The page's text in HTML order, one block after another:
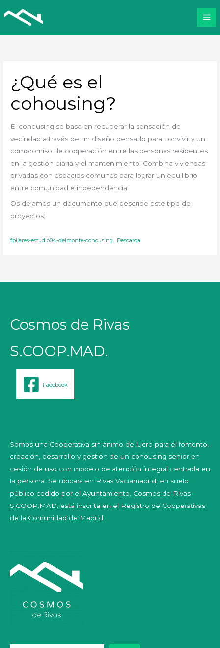
al
¿Qué es el
cohousing?
El cohousing se basa en recuperar la sensación de
vecindad a través de un diseño pensado para convivir y un
compromiso de cooperación entre las personas residentes
en la gestión diaria y el mantenimiento. Combina viviendas
privadas con espacios comunes para lograr un equilibrio
entre comunidad e independencia.
Os dejamos un documento que describe este tipo de
proyectos:
fpilares-estudio04-delmonte-cohousing Descarga
Cosmos de Rivas
S.COOP.MAD.
Facebook
Somos una Cooperativa sin ánimo de lucro para el fomento,
creación, desarrollo y gestión de un cohousing senior en
cesión de uso con modelo de atención integral centrada en
la persona. Se ubicará en Rivas Vaciamadrid, en suelo
público cedido por el Ayuntamiento. Cosmos de Rivas
S.COOP.MAD. está inscrita en el Registro de Cooperativas
de la Comunidad de Madrid.